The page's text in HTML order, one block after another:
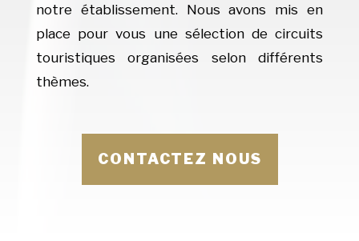
notre établissement. Nous avons mis en
place pour vous une sélection de circuits
touristiques organisées selon différents
thèmes.
CONTACTEZ NOUS